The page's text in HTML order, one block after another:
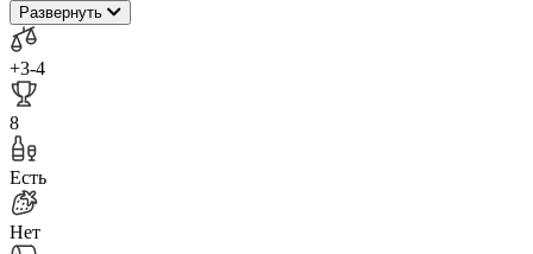
Развернуть
+3-4
8
Есть
Нет